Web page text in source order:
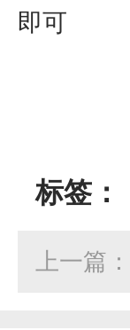
即可
标签：
上一篇：